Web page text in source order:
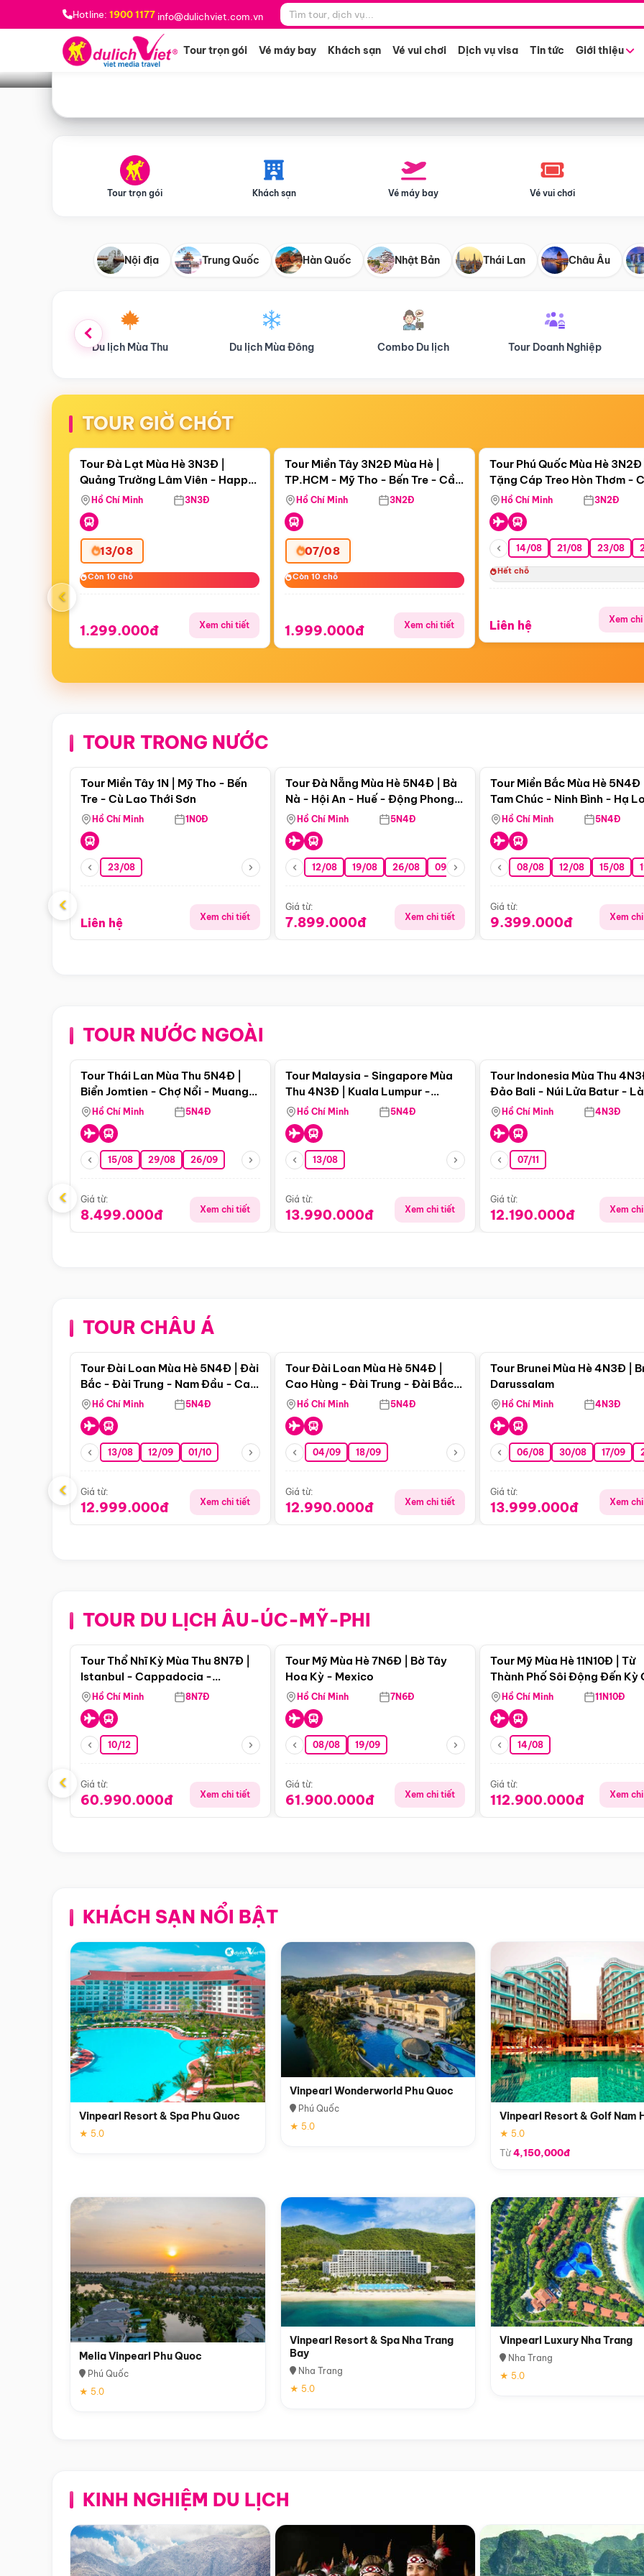
Hotline: 1900 1177 info@dulichviet.com.vn
Tour trọn gói Vé máy bay Khách sạn Vé vui chơi Dịch vụ visa Tin tức Giới thiệu
Bạn muốn đi đâu? *
Tour trọn gói Khách sạn Vé máy bay Vé vui chơi
Nội địa Trung Quốc Hàn Quốc Nhật Bản Thái Lan Châu Âu
Du lịch Mùa Đông Combo Du lịch Tour Doanh Nghiệp Du lịch Hành Hương
TOUR GIỜ CHÓT
Còn06 ngày 19:13:33
Điểm nổi bật
Tour Đà Lạt Mùa Hè 3N3Đ |
Quảng Trường Lâm Viên - Happy
Hill - Puppy Farm
Hồ Chí Minh 3N3Đ
13/08
Còn 10 chỗ
Còn 10 chỗ
1.299.000đ Xem chi tiết
Còn00 ngày 19:13:33
Tour Miền Tây 3N2Đ Mùa Hè |
TP.HCM - Mỹ Tho - Bến Tre - Cần
Thơ - Sóc Trăng - Bạc Liêu - Cà
Mau
Hồ Chí Minh 3N2Đ
07/08
Còn 10 chỗ
Còn 10 chỗ
1.999.000đ Xem chi tiết
Còn19:13:31
Tặng Cáp Treo Hòn Thơm
Tour Phú Quốc Mùa Hè 3N2Đ |
Tặng Cáp Treo Hòn Thơm -
Hôn - Công Viên Nước
Hồ Chí Minh 3N2Đ
14/08 21/08 23/08
Hết chỗ
Liên hệ Xem
‹
TOUR TRONG NƯỚC
Điểm nổi bật
Tour Miền Tây 1N | Mỹ Tho - Bến
Tre - Cù Lao Thới Sơn
Hồ Chí Minh 1N0Đ
23/08
Liên hệ Xem chi tiết
Tour Đà Nẵng Mùa Hè 5N4Đ | Bà
Nà - Hội An - Huế - Động Phong
NhaHồ Chí Minh 5N4Đ
12/08 19/08 26/08 09/09 16/09 23/09 30/09 07/10
Giá từ:
7.899.000đ Xem chi tiết
Tour Miền Bắc Mùa Hè 5N4Đ |
Tam Chúc - Ninh Bình - Hạ
Hồ Chí Minh 5N4Đ
08/08 12/08 15/08
Giá từ:
9.399.000đ Xem
‹
TOUR NƯỚC NGOÀI
Điểm nổi bật
Tour Thái Lan Mùa Thu 5N4Đ |
Biển Jomtien - Chợ Nổi - Muang
Boran - Suanthai
Hồ Chí Minh 5N4Đ
15/08 29/08 26/09
Giá từ:
8.499.000đ Xem chi tiết
Tour Malaysia - Singapore Mùa
Thu 4N3Đ | Kuala Lumpur -
Malacca - Johor Baru -
Singapore
Hồ Chí Minh 5N4Đ
13/08
Giá từ:
13.990.000đ Xem chi tiết
Tour Indonesia Mùa Thu
Đảo Bali - Núi Lửa Batur -
Penglipuran
Hồ Chí Minh 4N3Đ
07/11
Giá từ:
12.190.000đ Xem
‹
TOUR CHÂU ÁĐiểm nổi bật
Tour Đài Loan Mùa Hè 5N4Đ | Đài
Bắc - Đài Trung - Nam Đầu - Cao
Hùng ( Bay Vn)
Hồ Chí Minh 5N4Đ
13/08 12/09 01/10
Giá từ:
12.999.000đ Xem chi tiết
Tour Đài Loan Mùa Hè 5N4Đ |
Cao Hùng - Đài Trung - Đài Bắc
(Bay Vj)
Hồ Chí Minh 5N4Đ
04/09 18/09
Giá từ:
12.990.000đ Xem chi tiết
Tour Brunei Mùa Hè 4N3Đ |
Darussalam
Hồ Chí Minh 4N3Đ
06/08 30/08 17/09
Giá từ:
13.999.000đ Xem
‹
TOUR DU LỊCH ÂU-ÚC-MỸ-PHI
Điểm nổi bật
Tour Thổ Nhĩ Kỳ Mùa Thu 8N7Đ |
Istanbul - Cappadocia -
Pamukkale
Hồ Chí Minh 8N7Đ
10/12
Giá từ:
60.990.000đ Xem chi tiết
Tour Mỹ Mùa Hè 7N6Đ | Bờ Tây
Hoa Kỳ - Mexico
Hồ Chí Minh 7N6Đ
08/08 19/09
Giá từ:
61.900.000đ Xem chi tiết
Tour Mỹ Mùa Hè 11N10Đ | Từ
Thành Phố Sôi Động Đến Kỳ
Thiên Nhiên Mỹ
Hồ Chí Minh 11N10Đ
14/08
Giá từ:
112.900.000đ Xem
‹
KHÁCH SẠN NỔI BẬT
Vinpearl Resort & Spa Phu Quoc
★ 5.0
Vinpearl Wonderworld Phu Quoc
Phú Quốc
★ 5.0
Vinpearl Resort & Golf Nam
★ 5.0
Từ4,150,000đ
Melia Vinpearl Phu Quoc
Phú Quốc
★ 5.0
Vinpearl Resort & Spa Nha Trang
Bay
Nha Trang
★ 5.0
Vinpearl Luxury Nha Trang
Nha Trang
★ 5.0
KINH NGHIỆM DU LỊCH